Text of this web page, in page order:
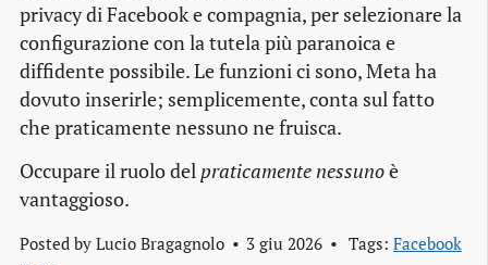
privacy di Facebook e compagnia, per selezionare la
configurazione con la tutela più paranoica e
diffidente possibile. Le funzioni ci sono, Meta ha
dovuto inserirle; semplicemente, conta sul fatto
che praticamente nessuno ne fruisca.
Occupare il ruolo del praticamente nessunoè
vantaggioso.
Posted by Lucio Bragagnolo 3 giu 2026 Tags: Facebook